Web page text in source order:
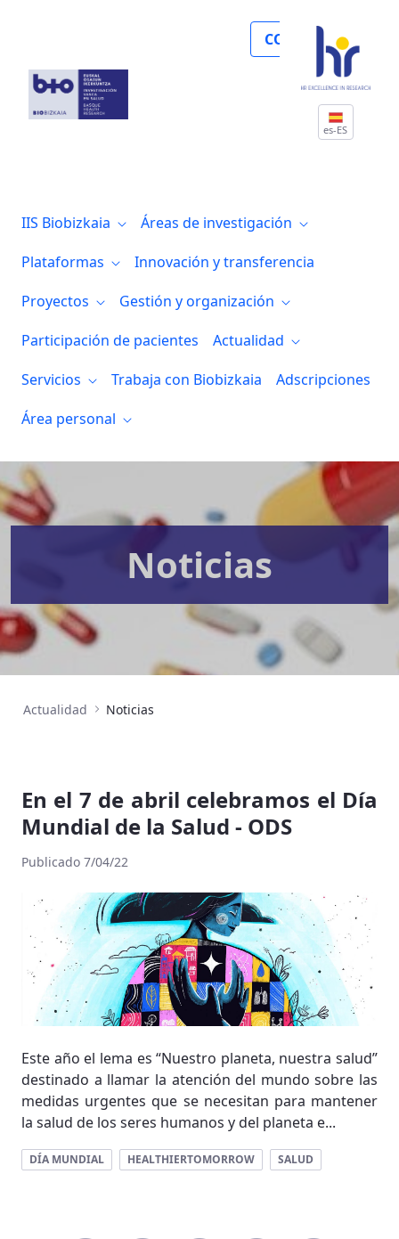
COLABORA
es-ES
IIS Biobizkaia
Áreas de investigación
Plataformas
Innovación y transferencia
Proyectos
Gestión y organización
Participación de pacientes
Actualidad
Servicios
Trabaja con Biobizkaia
Adscripciones
Área personal
Noticias
Actualidad Noticias
En el 7 de abril celebramos el Día
Mundial de la Salud - ODS
Publicado 7/04/22
Este año el lema es “Nuestro planeta, nuestra salud”
destinado a llamar la atención del mundo sobre las
medidas urgentes que se necesitan para mantener
la salud de los seres humanos y del planeta e...
DÍA MUNDIAL HEALTHIERTOMORROW SALUD